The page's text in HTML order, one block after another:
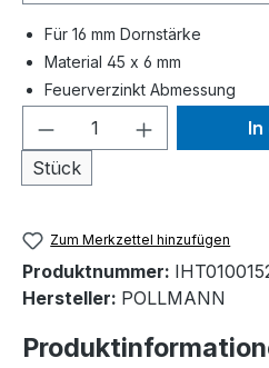
Für 16 mm Dornstärke
Material 45 x 6 mm
Feuerverzinkt Abmessung
Produkt Anzahl:
Stück
In
Zum Merkzettel hinzufügen
Produktnummer:
Hersteller: POLLMANN